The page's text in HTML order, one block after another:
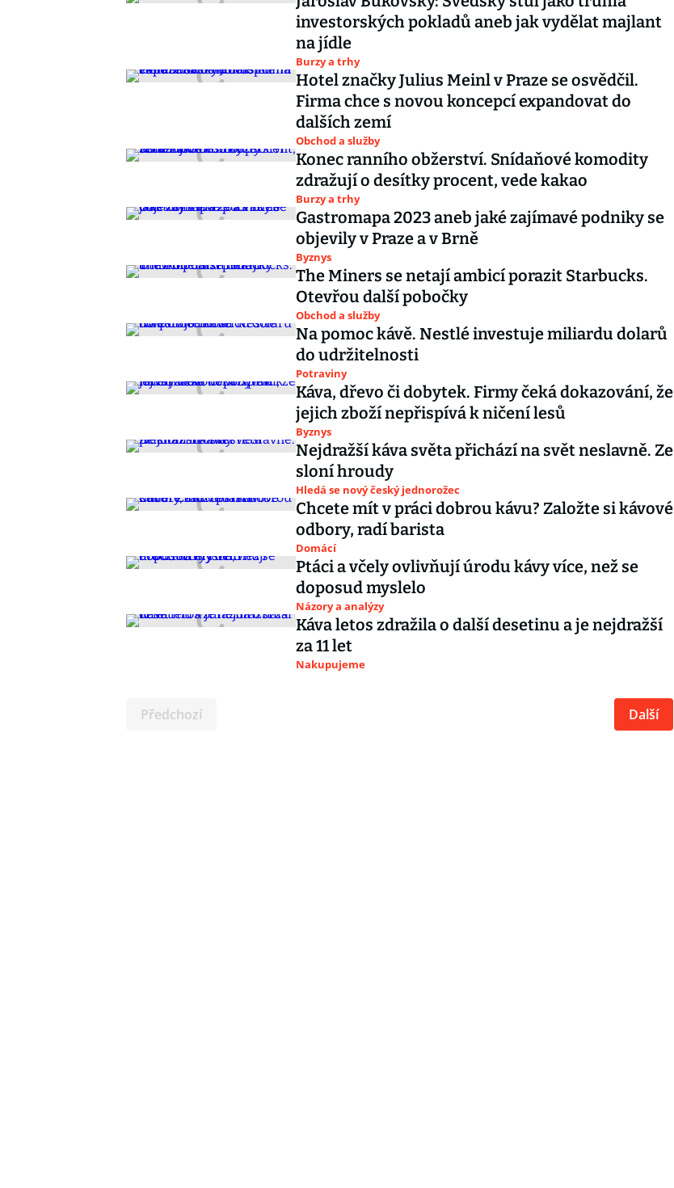
investorských pokladů aneb jak vydělat majlant
na jídle
Burzy a trhy
Hotel značky Julius Meinl v Praze se osvědčil.
Firma chce s novou koncepcí expandovat do
dalších zemí
Obchod a služby
Konec ranního obžerství. Snídaňové komodity
zdražují o desítky procent, vede kakao
Burzy a trhy
Gastromapa 2023 aneb jaké zajímavé podniky se
objevily v Praze a v Brně
Byznys
The Miners se netají ambicí porazit Starbucks.
Otevřou další pobočky
Obchod a služby
Na pomoc kávě. Nestlé investuje miliardu dolarů
do udržitelnosti
Potraviny
Káva, dřevo či dobytek. Firmy čeká dokazování, že
jejich zboží nepřispívá k ničení lesů
Byznys
Nejdražší káva světa přichází na svět neslavně. Ze
sloní hroudy
Hledá se nový český jednorožec
Chcete mít v práci dobrou kávu? Založte si kávové
odbory, radí barista
Domácí
Ptáci a včely ovlivňují úrodu kávy více, než se
doposud myslelo
Názory a analýzy
Káva letos zdražila o další desetinu a je nejdražší
za 11 let
Nakupujeme
Předchozí Další